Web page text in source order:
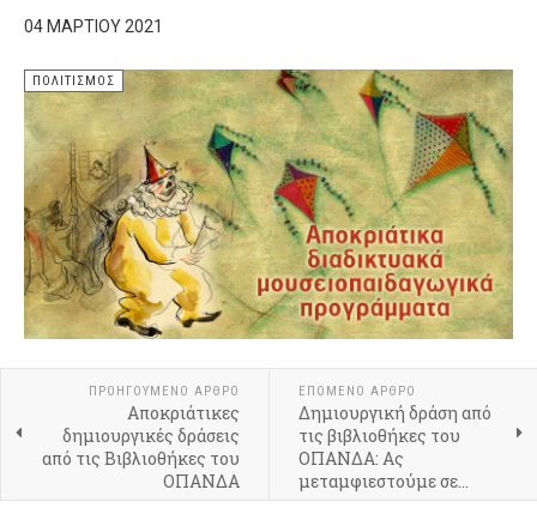
04 ΜΑΡΤΊΟΥ 2021
ΠΟΛΙΤΙΣΜΌΣ
ΠΡΟΗΓΟΎΜΕΝΟ ΆΡΘΡΟ
Αποκριάτικες
δημιουργικές δράσεις
από τις Βιβλιοθήκες του
ΟΠΑΝΔΑ
ΕΠΌΜΕΝΟ ΆΡΘΡΟ
Δημιουργική δράση από
τις βιβλιοθήκες του
ΟΠΑΝΔΑ: Ας
μεταμφιεστούμε σε…